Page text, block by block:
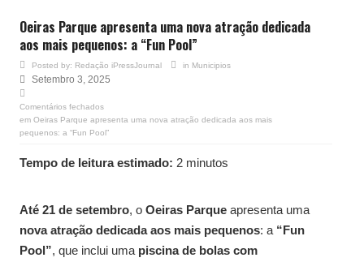
Oeiras Parque apresenta uma nova atração dedicada
aos mais pequenos: a “Fun Pool”
Posted by: Redação iPressJournal in Municipios
Setembro 3, 2025
Comentários fechados
em Oeiras Parque apresenta uma nova atração dedicada aos mais
pequenos: a “Fun Pool”
Tempo de leitura estimado: 2 minutos
Até 21 de setembro, o Oeiras Parque apresenta uma
nova atração dedicada aos mais pequenos: a “Fun
Pool”, que inclui uma piscina de bolas com